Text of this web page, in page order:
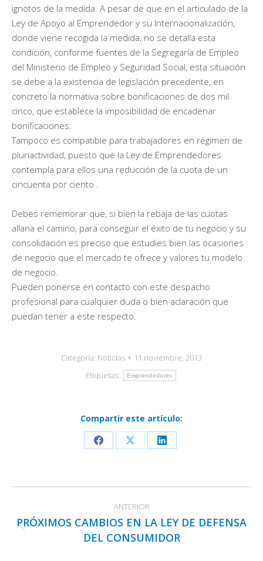
ignotos de la medida. A pesar de que en el articulado de la
Ley de Apoyo al Emprendedor y su Internacionalización,
donde viene recogida la medida, no se detalla esta
condición, conforme fuentes de la Segregaría de Empleo
del Ministerio de Empleo y Seguridad Social, esta situación
se debe a la existencia de legislación precedente, en
concreto la normativa sobre bonificaciones de dos mil
cinco, que establece la imposibilidad de encadenar
bonificaciones.
Tampoco es compatible para trabajadores en régimen de
pluriactividad, puesto que la Ley de Emprendedores
contempla para ellos una reducción de la cuota de un
cincuenta por ciento .
Debes rememorar que, si bien la rebaja de las cuotas
allana el camino, para conseguir el éxito de tu negocio y su
consolidación es preciso que estudies bien las ocasiones
de negocio que el mercado te ofrece y valores tu modelo
de negocio.
Pueden ponerse en contacto con este despacho
profesional para cualquier duda o bien aclaración que
puedan tener a este respecto.
Categoría: Noticias
11 noviembre, 2013
Etiquetas:
Emprendedores
Compartir este artículo:
Share
Facebook
Share
X
Share
LinkedIn
entre
publicaciones
ANTERIOR
Publicación
anterior:
PRÓXIMOS CAMBIOS EN LA LEY DE DEFENSA
DEL CONSUMIDOR